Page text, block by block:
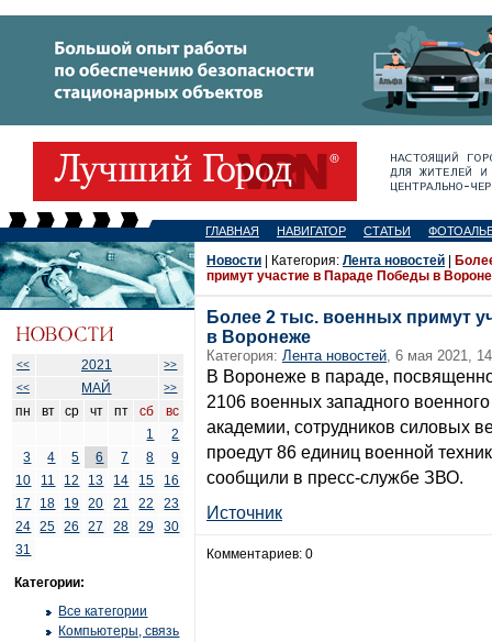
ГЛАВНАЯ НАВИГАТОР СТАТЬИ
<< 2021
>>
<<
МАЙ >>
пн вт ср чт пт сб
вс
1
2
3
4 5 6 7 8
9
10
11 12 13 14 15
16
17
18 19 20 21 22
23
24
25 26 27 28 29
30
31
Категории:
Все категории
Компьютеры, связь
Новости | Категория: Лента новостей
примут участие в Параде Победы в
Более 2 тыс. военных примут
в Воронеже
Категория: Лента новостей, 6 мая 2021,
В Воронеже в параде,
2106 военных западного
академии, сотрудников силовых
проедут 86 единиц военной
сообщили в пресс-службе ЗВО.
Источник
Комментариев: 0